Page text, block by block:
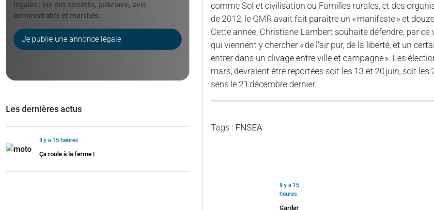
comme Sol et civilisation ou Familles rurales, et des
de 2012, le GMR avait fait paraître un « manifeste » et
Cette année, Christiane Lambert souhaite défendre, par
qui viennent y chercher « de l’air pur, de la liberté, et un
entrer dans un clivage entre ville et campagne ». Les
mars, devraient être reportées soit les 13 et 20 juin, soit les
sens le 21 décembre dernier.
Tags : FNSEA
légales : vie des sociétés, judiciaire, avis
administratifs et marchés.
Je publie une annonce légale
Les dernières actus
Il y a 15 heures
Ça roule à la ferme !
Il y a 15
heures
Garder